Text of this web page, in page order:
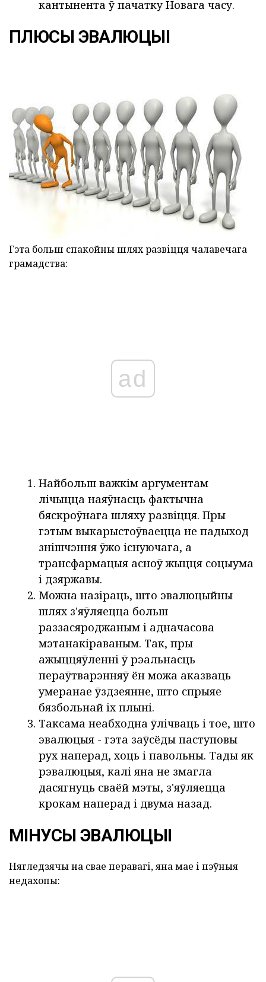
кантынента ў пачатку Новага часу.
ПЛЮСЫ ЭВАЛЮЦЫІ
Гэта больш спакойны шлях развіцця чалавечага
грамадства:
ad
Найбольш важкім аргументам
лічыцца наяўнасць фактычна
бяскроўнага шляху развіцця. Пры
гэтым выкарыстоўваецца не падыход
знішчэння ўжо існуючага, а
трансфармацыя асноў жыцця соцыума
і дзяржавы.
Можна назіраць, што эвалюцыйны
шлях з'яўляецца больш
раззасяроджаным і адначасова
мэтанакіраваным. Так, пры
ажыццяўленні ў рэальнасць
пераўтварэнняў ён можа аказваць
умеранае ўздзеянне, што спрыяе
бязбольнай іх плыні.
Таксама неабходна ўлічваць і тое, што
эвалюцыя - гэта заўсёды паступовы
рух наперад, хоць і павольны. Тады як
рэвалюцыя, калі яна не змагла
дасягнуць сваёй мэты, з'яўляецца
крокам наперад і двума назад.
МІНУСЫ ЭВАЛЮЦЫІ
Нягледзячы на свае перавагі, яна мае і пэўныя
недахопы: